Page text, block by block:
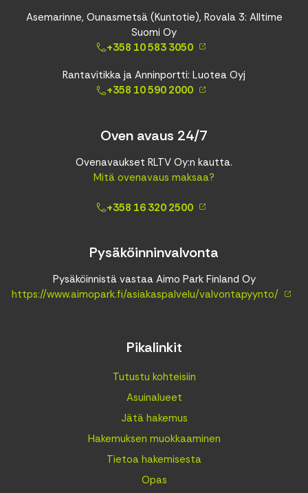
Asemarinne, Ounasmetsä (Kuntotie), Rovala 3: Alltime
Suomi Oy
+358 10 583 3050
Rantavitikka ja Anninportti: Luotea Oyj
+358 10 590 2000
Oven avaus 24/7
Ovenavaukset RLTV Oy:n kautta.
Mitä ovenavaus maksaa?
+358 16 320 2500
Pysäköinninvalvonta
Pysäköinnistä vastaa Aimo Park Finland Oy
https://www.aimopark.fi/asiakaspalvelu/valvontapyynto/
Pikalinkit
Tutustu kohteisiin
Asuinalueet
Jätä hakemus
Hakemuksen muokkaaminen
Tietoa hakemisesta
Opas